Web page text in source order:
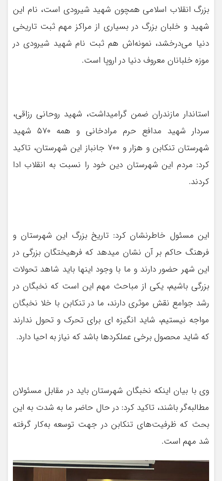
بزرگ انقلاب اسلامی همچون شهید شیرودی است، نام این
شهید و خلبان بزرگ در بسیاری از مراکز مهم ثبت تاریخی
دنیا می‌درخشد، نمونه‌اش هم ثبت نام شهید شیرودی در
موزه‌ خلبانان معروف دنیا در اروپا است‌.
استاندار مازندران ضمن گرامیداشت، شهید روحانی رزاقی،
سردار شهید مدافع حرم مرادخانی و همه ۵۷۰ شهید
شهرستان تنکابن و هزار و ۷۰۰ جانباز این شهرستان، تاکید
کرد: مردم این شهرستان دین خود را نسبت به انقلاب ادا
کردند.
این مسئول خاطرنشان کرد: تاریخ بزرگ این شهرستان و
فرهنگ‌ حاکم بر آن نشان میدهد که فرهیختگان بزرگی در
این شهر حضور دارند و ما با وجود اینها باید شاهد تحولات
بزرگی باشیم، یکی از مباحث مهم این است که نخبگان در
رشد جوامع نقش موثری دارند، ما در تنکابن با خلا نخبگان
مواجه نیستیم، شاید انگیزه ای برای تحرک و تحول ندارند
که شاید محصول برخی عملکردها باشد که نیاز به احیا دارد.
وی با بیان اینکه نخبگان شهرستان باید در مقابل مسئولان
مطالبه‌گر باشند، تاکید کرد: در حال حاضر ما به شدت به این
بحث که ظرفیت‌های تنکابن در جهت توسعه به‌کار گرفته
شد مهم است.